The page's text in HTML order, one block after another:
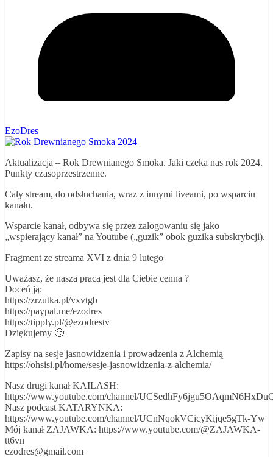
EzoDres
Aktualizacja – Rok Drewnianego Smoka. Jaki czeka nas rok 2024.
Punkty czasoprzestrzenne.
Cały stream, do odsłuchania, wraz z innymi liveami, po wsparciu
kanału.
Wsparcie kanał, odbywa się przez zalogowaniu się jako
„wspierający kanał” na Youtube („guzik” obok guzika subskrybcji).
Fragment ze streama XVI z dnia 9 lutego
Uważasz, że nasza praca jest dla Ciebie cenna ?
Doceń ją:
https://zrzutka.pl/vxvtgb
https://paypal.me/ezodres
https://tipply.pl/@ezodrestv
Dziękujemy 🙂
Zapisy na sesje jasnowidzenia i prowadzenia z Alchemią
https://ohsisi.pl/home/sesje-jasnowidzenia-z-alchemia/
Nasz drugi kanał KAILASH:
https://www.youtube.com/channel/
Nasz podcast KATARYNKA:
https://www.youtube.com/channel/UCnNqokVCicyKijqe5gTk-Yw
Mój kanał ZAJAWKA: https://www.youtube.com/@ZAJAWKA-
tt6vn
ezodres@gmail.com